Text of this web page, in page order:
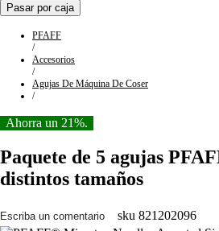
Pasar por caja
PFAFF
/
Accesorios
/
Agujas De Máquina De Coser
/
Ahorra un 21%.
Paquete de 5 agujas
distintos tamaños
Escriba un comentario sku 821202096